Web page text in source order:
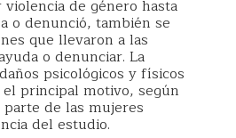
de género hasta
o denunció, también se
que llevaron a las
o denunciar. La
psicológicos y físicos
principal motivo, según
de las mujeres
del estudio.